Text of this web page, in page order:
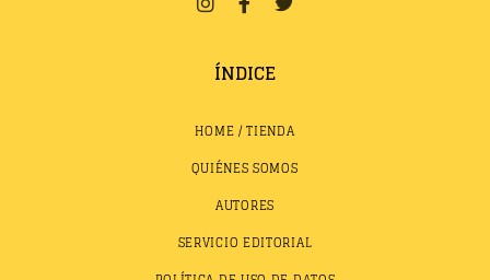
ÍNDICE
HOME / TIENDA
QUIÉNES SOMOS
AUTORES
SERVICIO EDITORIAL